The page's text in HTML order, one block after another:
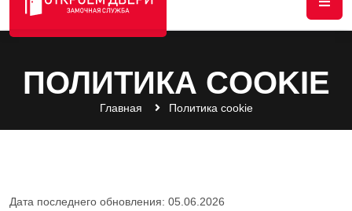
ПОЛИТИКА COOKIE
Главная Политика cookie
Дата последнего обновления: 05.06.2026